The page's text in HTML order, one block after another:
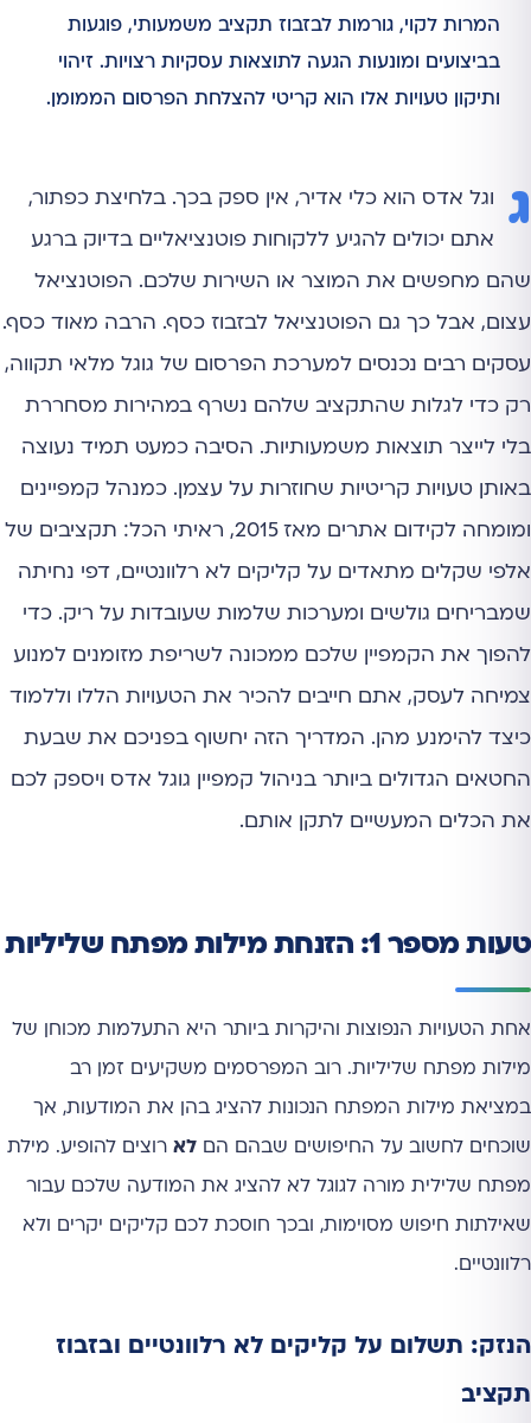
המרות לקוי, גורמות לבזבוז תקציב משמעותי, פוגעות
בביצועים ומונעות הגעה לתוצאות עסקיות רצויות. זיהוי
ותיקון טעויות אלו הוא קריטי להצלחת הפרסום הממומן.
ג וגל אדס הוא כלי אדיר, אין ספק בכך. בלחיצת כפתור,
אתם יכולים להגיע ללקוחות פוטנציאליים בדיוק ברגע
שהם מחפשים את המוצר או השירות שלכם. הפוטנציאל
עצום, אבל כך גם הפוטנציאל לבזבוז כסף. הרבה מאוד כסף.
עסקים רבים נכנסים למערכת הפרסום של גוגל מלאי תקווה,
רק כדי לגלות שהתקציב שלהם נשרף במהירות מסחררת
בלי לייצר תוצאות משמעותיות. הסיבה כמעט תמיד נעוצה
באותן טעויות קריטיות שחוזרות על עצמן. כמנהל קמפיינים
ומומחה לקידום אתרים מאז 2015, ראיתי הכל: תקציבים של
אלפי שקלים מתאדים על קליקים לא רלוונטיים, דפי נחיתה
שמבריחים גולשים ומערכות שלמות שעובדות על ריק. כדי
להפוך את הקמפיין שלכם ממכונה לשריפת מזומנים למנוע
צמיחה לעסק, אתם חייבים להכיר את הטעויות הללו וללמוד
כיצד להימנע מהן. המדריך הזה יחשוף בפניכם את שבעת
החטאים הגדולים ביותר בניהול קמפיין גוגל אדס ויספק לכם
את הכלים המעשיים לתקן אותם.
טעות מספר 1: הזנחת מילות מפתח שליליות
אחת הטעויות הנפוצות והיקרות ביותר היא התעלמות מכוחן של
מילות מפתח שליליות. רוב המפרסמים משקיעים זמן רב
במציאת מילות המפתח הנכונות להציג בהן את המודעות, אך
שוכחים לחשוב על החיפושים שבהם הם לא רוצים להופיע. מילת
מפתח שלילית מורה לגוגל לא להציג את המודעה שלכם עבור
שאילתות חיפוש מסוימות, ובכך חוסכת לכם קליקים יקרים ולא
רלוונטיים.
הנזק: תשלום על קליקים לא רלוונטיים ובזבוז
תקציב